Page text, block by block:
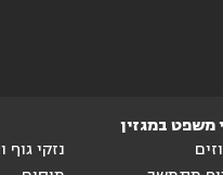
משפט במגזין
נזקי גוף